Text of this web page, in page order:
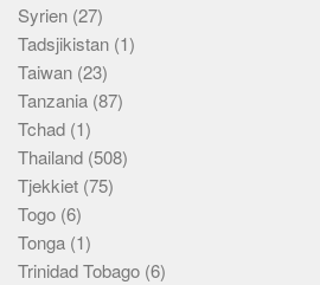
Syrien (27)
Tadsjikistan (1)
Taiwan (23)
Tanzania (87)
Tchad (1)
Thailand (508)
Tjekkiet (75)
Togo (6)
Tonga (1)
Trinidad Tobago (6)